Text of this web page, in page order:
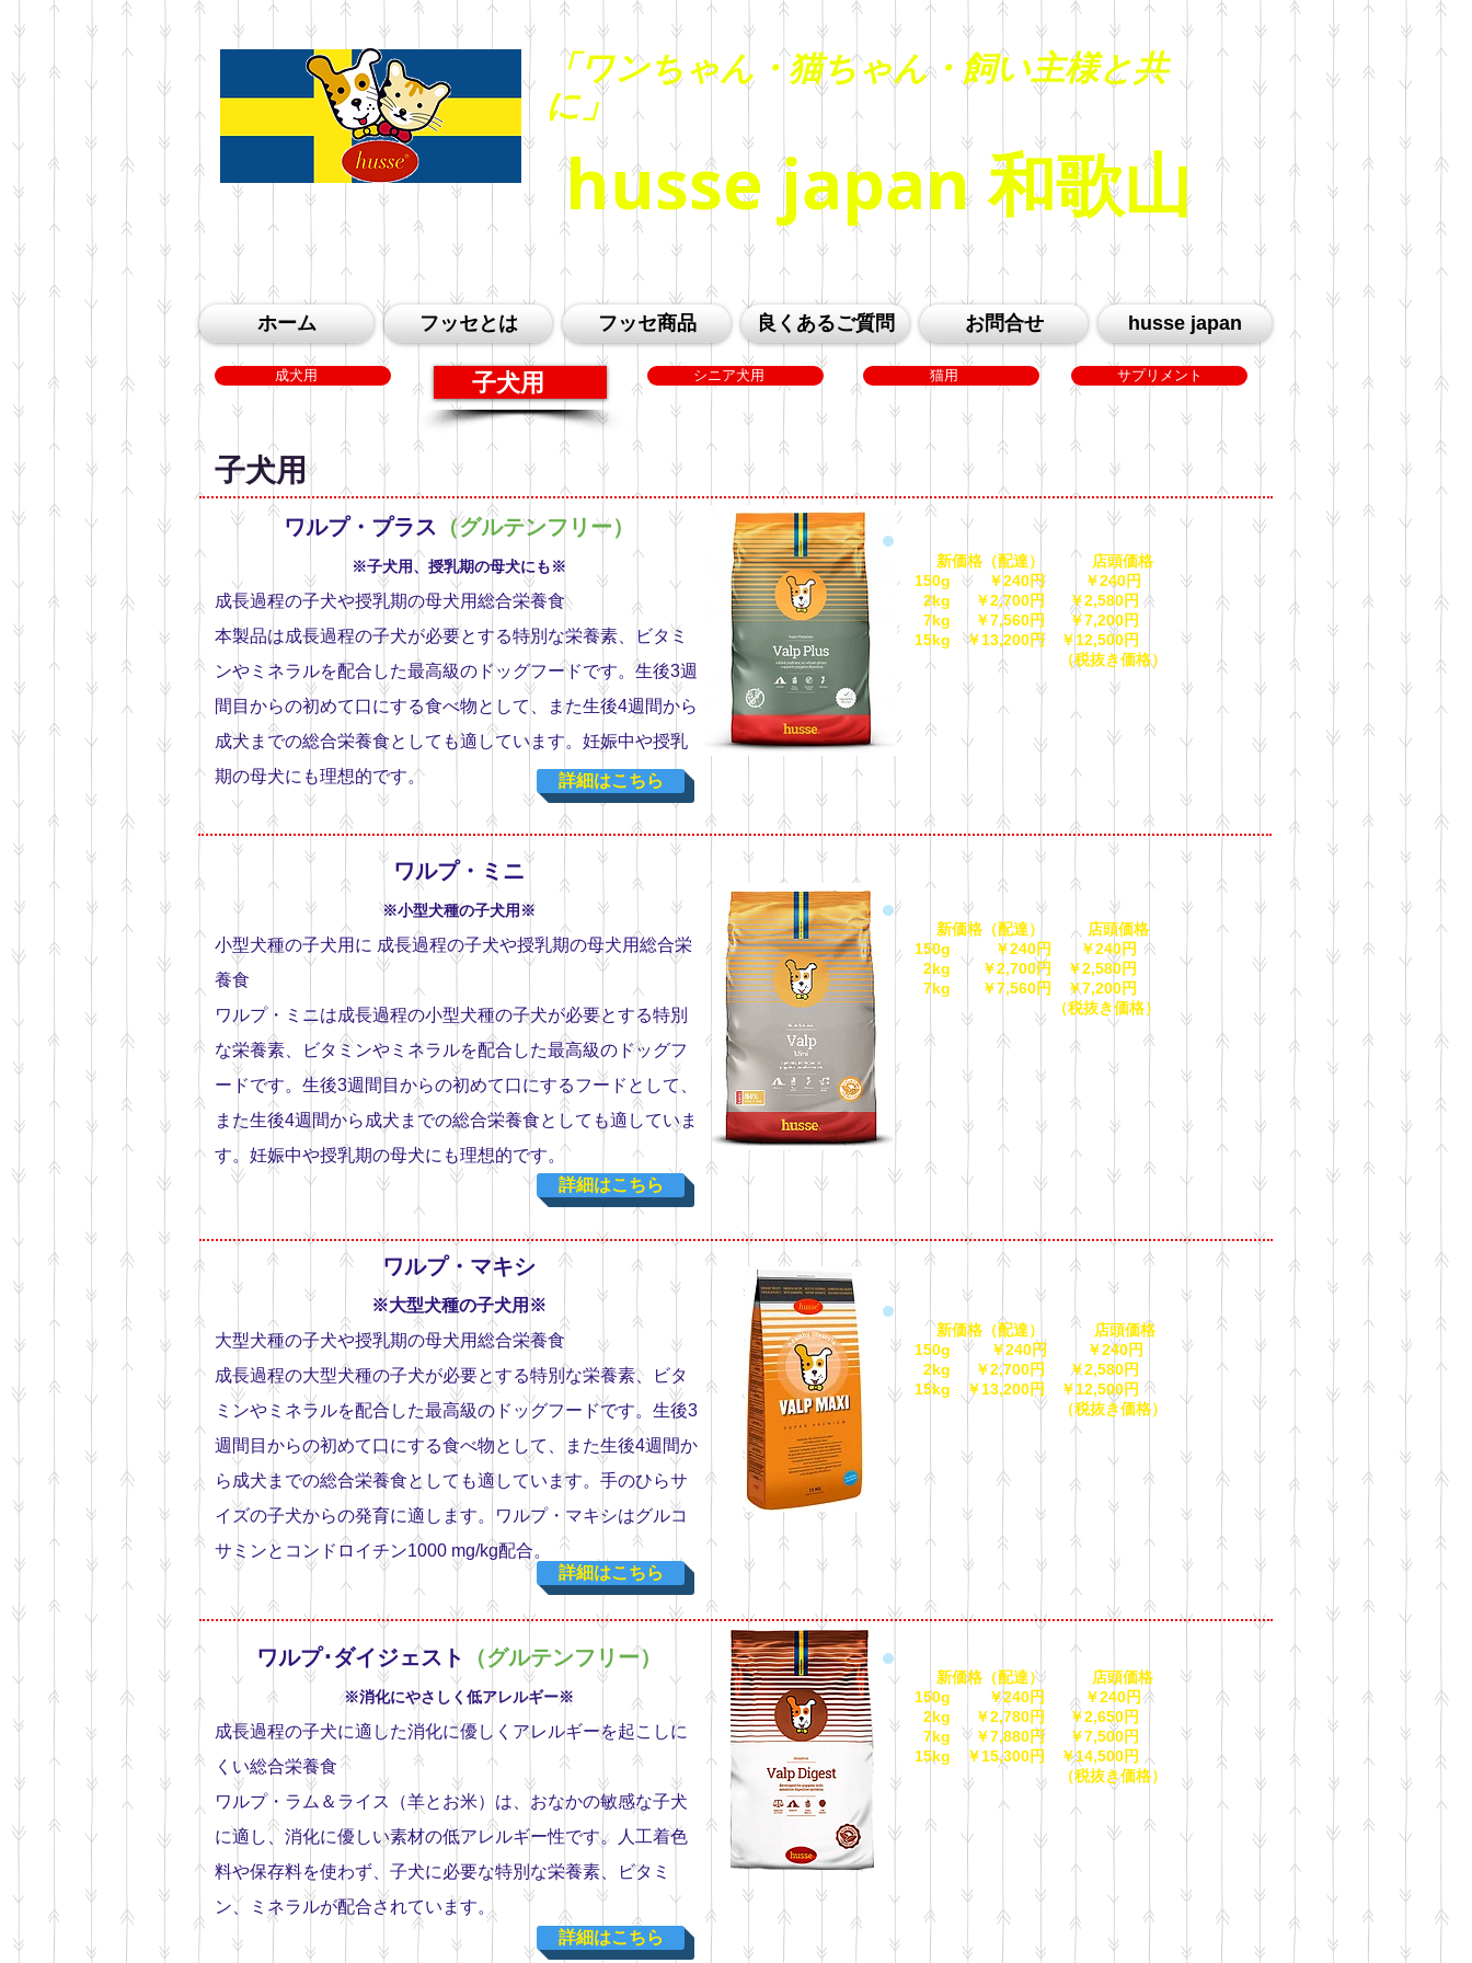
husse japan 和歌山
「ワンちゃん・猫ちゃん・飼い主様と共
に」
ホーム フッセとは フッセ商品 良くあるご質問 お問合せ husse japan
成犬用 子犬用 シニア犬用 猫用 サプリメント
子犬用
ワルプ・プラス （グルテンフリー）
※子犬用、授乳期の母犬にも※
成長過程の子犬や授乳期の母犬用総合栄養食
本製品は成長過程の子犬が必要とする特別な栄養素、ビタミ
ンやミネラルを配合した最高級のドッグフードです。生後3週
間目からの初めて口にする食べ物として、また生後4週間から
成犬までの総合栄養食としても適しています。妊娠中や授乳
期の母犬にも理想的です。
詳細はこちら
新価格（配達） 店頭価格
150g ￥240円 ￥240円
2kg ￥2,700円 ￥2,580円
7kg ￥7,560円 ￥7,200円
15kg ￥13,200円 ￥12,500円
（税抜き価格）
ワルプ・ミニ
※小型犬種の子犬用※
小型犬種の子犬用に 成長過程の子犬や授乳期の母犬用総合栄
養食
ワルプ・ミニは成長過程の小型犬種の子犬が必要とする特別
な栄養素、ビタミンやミネラルを配合した最高級のドッグフ
ードです。生後3週間目からの初めて口にするフードとして、
また生後4週間から成犬までの総合栄養食としても適していま
す。妊娠中や授乳期の母犬にも理想的です。
詳細はこちら
新価格（配達） 店頭価格
150g ￥240円 ￥240円
2kg ￥2,700円 ￥2,580円
7kg ￥7,560円 ￥7,200円
（税抜き価格）
ワルプ・マキシ
※大型犬種の子犬用※
大型犬種の子犬や授乳期の母犬用総合栄養食
成長過程の大型犬種の子犬が必要とする特別な栄養素、ビタ
ミンやミネラルを配合した最高級のドッグフードです。生後3
週間目からの初めて口にする食べ物として、また生後4週間か
ら成犬までの総合栄養食としても適しています。手のひらサ
イズの子犬からの発育に適します。ワルプ・マキシはグルコ
サミンとコンドロイチン1000 mg/kg配合。
詳細はこちら
新価格（配達） 店頭価格
150g ￥240円 ￥240円
2kg ￥2,700円 ￥2,580円
15kg ￥13,200円 ￥12,500円
（税抜き価格）
ワルプ･ダイジェスト （グルテンフリー）
※消化にやさしく低アレルギー※
成長過程の子犬に適した消化に優しくアレルギーを起こしに
くい総合栄養食
ワルプ・ラム＆ライス（羊とお米）は、おなかの敏感な子犬
に適し、消化に優しい素材の低アレルギー性です。人工着色
料や保存料を使わず、子犬に必要な特別な栄養素、ビタミ
ン、ミネラルが配合されています。
新価格（配達） 店頭価格
150g ￥240円 ￥240円
2kg ￥2,780円 ￥2,650円
7kg ￥7,880円 ￥7,500円
15kg ￥15,300円 ￥14,500円
（税抜き価格）
詳細はこちら